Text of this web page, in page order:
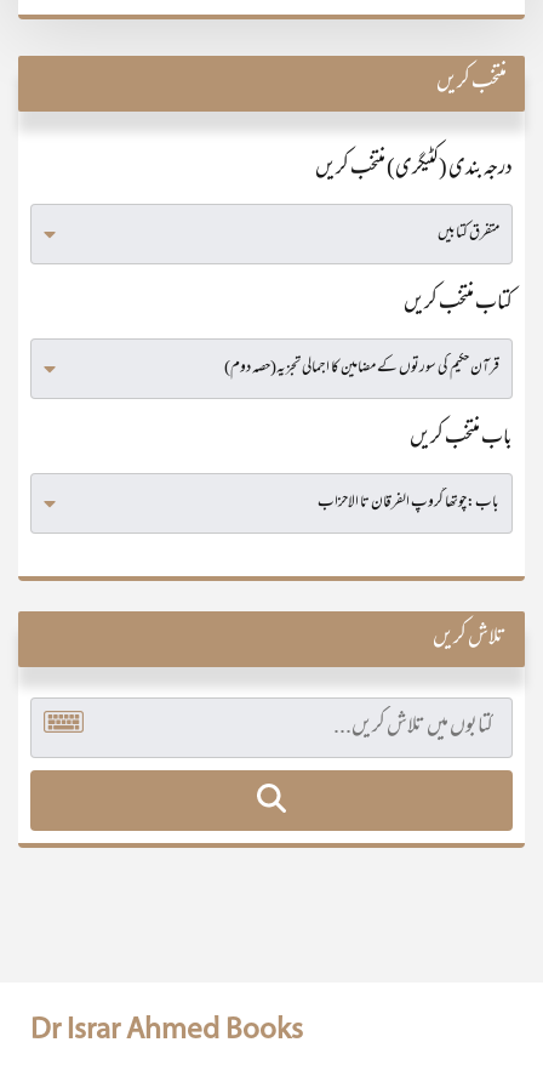
منتخب کریں
درجہ بندی (کٹیگری) منتخب کریں
کتاب منتخب کریں
باب منتخب کریں
تلاش کریں
Dr Israr Ahmed Books